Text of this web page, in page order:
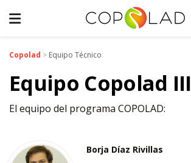
Copolad > Equipo Técnico
Equipo Copolad III
El equipo del programa COPOLAD:
Borja Díaz Rivillas